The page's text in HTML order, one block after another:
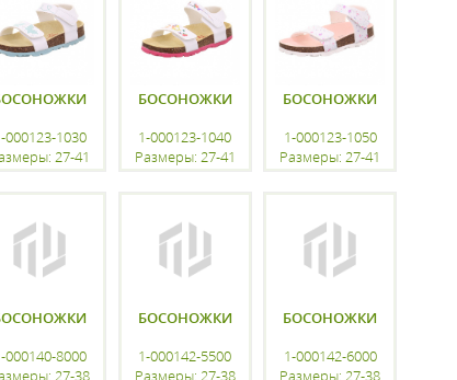
000123-1030
27-41
БОСОНОЖКИ
1-000123-1040
Размеры: 27-41
БОСОНОЖКИ
1-000123-1050
Размеры: 27-41
000140-8000
27-38
БОСОНОЖКИ
1-000142-5500
Размеры: 27-38
БОСОНОЖКИ
1-000142-6000
Размеры: 27-38